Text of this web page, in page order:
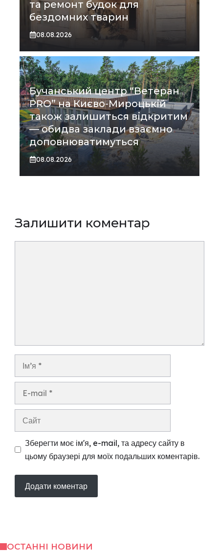
та ремонт будок для
бездомних тварин
08.08.2026
Бучанський центр “Ветеран
PRO” на Києво-Мироцькій
також залишиться відкритим
— обидва заклади взаємно
доповнюватимуться
08.08.2026
Залишити коментар
Зберегти моє ім'я, e-mail, та адресу сайту в
цьому браузері для моїх подальших коментарів.
ОСТАННІ НОВИНИ